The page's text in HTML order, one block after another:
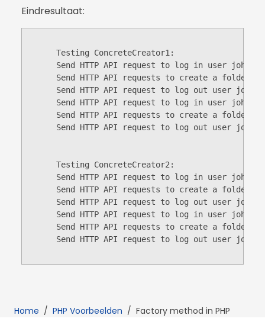
Eindresultaat:
      Testing ConcreteCreator1:
Send HTTP API request to log in user
Send HTTP API requests to create a folder
Send HTTP API request to log out user
Send HTTP API request to log in user
Send HTTP API requests to create a folder
Send HTTP API request to log out user
      Testing ConcreteCreator2:
Send HTTP API request to log in user
Send HTTP API requests to create a folder
Send HTTP API request to log out user
Send HTTP API request to log in user
Send HTTP API requests to create a folder
Send HTTP API request to log out user
Home / PHP Voorbeelden / Factory method in PHP